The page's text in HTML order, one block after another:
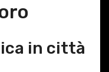
in città